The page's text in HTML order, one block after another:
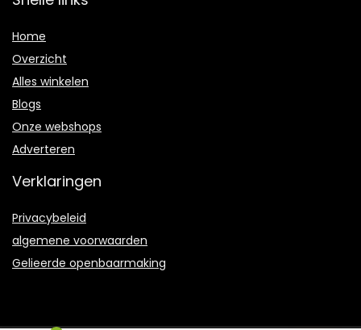
Home
Overzicht
Alles winkelen
Blogs
Onze webshops
Adverteren
Verklaringen
Privacybeleid
algemene voorwaarden
Gelieerde openbaarmaking